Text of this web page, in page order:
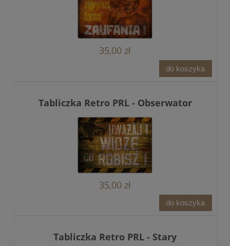
35,00 zł
do koszyka
Tabliczka Retro PRL - Obserwator
35,00 zł
do koszyka
Tabliczka Retro PRL - Stary